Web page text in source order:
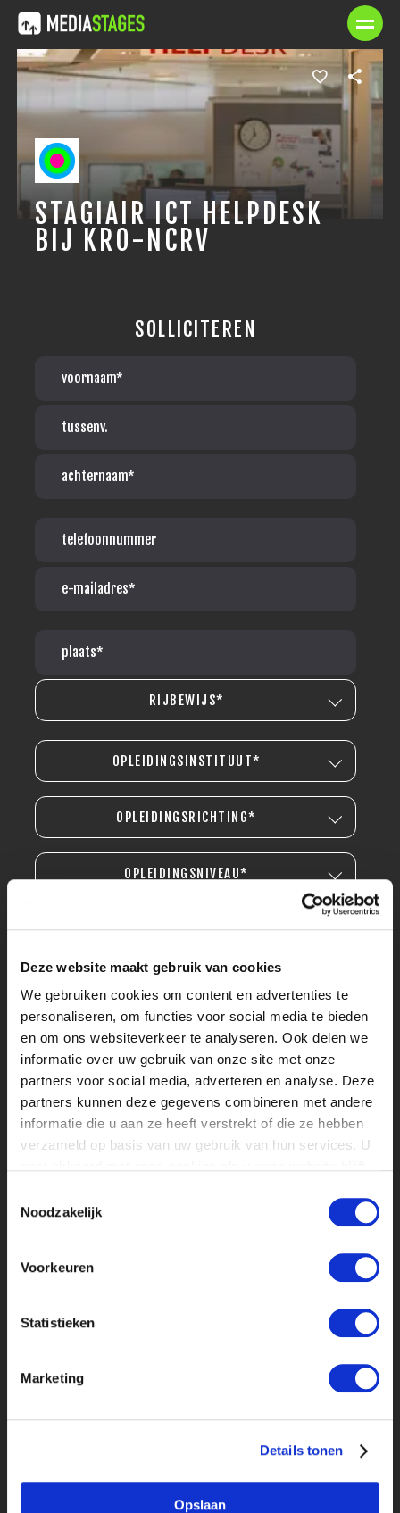
Deze website maakt gebruik van cookies
We gebruiken cookies om content en advertenties te
personaliseren, om functies voor social media te bieden
en om ons websiteverkeer te analyseren. Ook delen we
informatie over uw gebruik van onze site met onze
partners voor social media, adverteren en analyse. Deze
partners kunnen deze gegevens combineren met andere
informatie die u aan ze heeft verstrekt of die ze hebben
verzameld op basis van uw gebruik van hun services. U
Noodzakelijk
Voorkeuren
Statistieken
Marketing
Details tonen
Opslaan
STAGIAIR ICT HELPDESK
BIJ KRO-NCRV
SOLLICITEREN
RIJBEWIJS*
OPLEIDINGSINSTITUUT*
OPLEIDINGSRICHTING*
OPLEIDINGSNIVEAU*
Let op: alleen het laatst geuploade cv wordt
voorwaarden en